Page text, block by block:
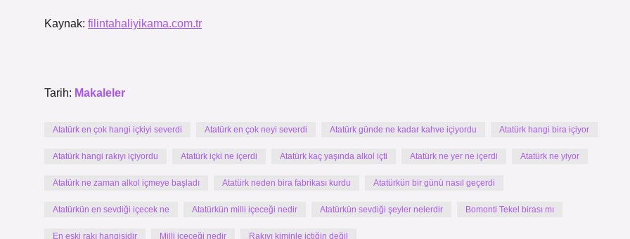
Kaynak: filintahaliyikama.com.tr
Tarih: Makaleler
Atatürk en çok hangi içkiyi severdi Atatürk en çok neyi severdi Atatürk günde ne kadar kahve içiyordu Atatürk hangi bira içiyor
Atatürk hangi rakıyı içiyordu Atatürk içki ne içerdi Atatürk kaç yaşında alkol içti Atatürk ne yer ne içerdi Atatürk ne yiyor
Atatürk ne zaman alkol içmeye başladı Atatürk neden bira fabrikası kurdu Atatürkün bir günü nasıl geçerdi
Atatürkün en sevdiği içecek ne Atatürkün milli içeceği nedir Atatürkün sevdiği şeyler nelerdir Bomonti Tekel birası mı
En eski rakı hangisidir Milli içeceği nedir Rakıyı kiminle içtiğin değil